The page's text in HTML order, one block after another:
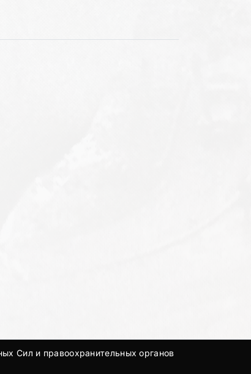
Сил и правоохранительных органов